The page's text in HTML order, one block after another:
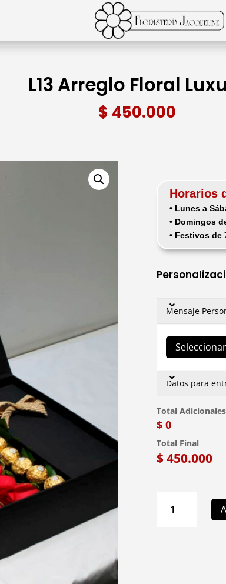
L13 Arreglo Floral
$ 450.000
Horarios
• Lunes a
• Domingos
• Festivos de
Mensaje
Datos para
Total Adicionales
$ 0
Total Final
$450.000
Arreglo